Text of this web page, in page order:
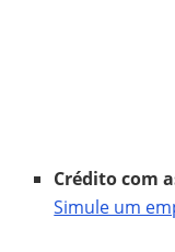
Crédito com
Simule um